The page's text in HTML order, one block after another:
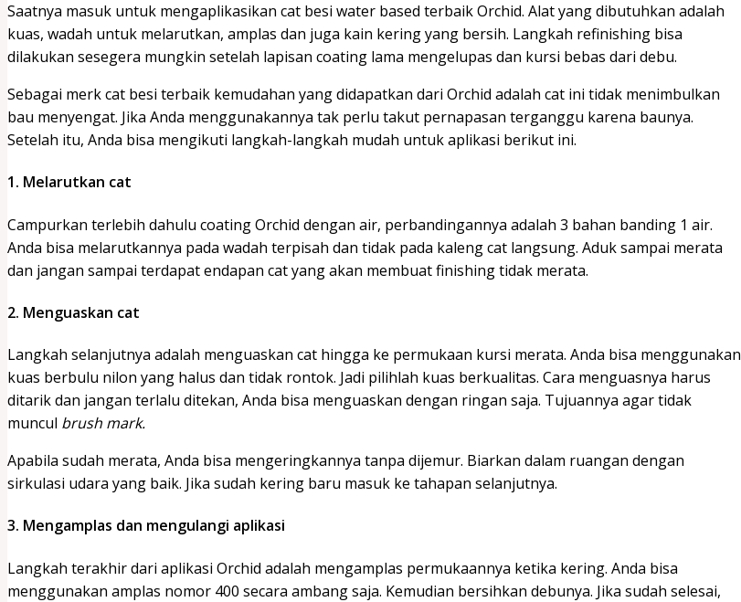
Saatnya masuk untuk mengaplikasikan cat besi water based terbaik Orchid. Alat yang dibutuhkan adalah
kuas, wadah untuk melarutkan, amplas dan juga kain kering yang bersih. Langkah refinishing bisa
dilakukan sesegera mungkin setelah lapisan coating lama mengelupas dan kursi bebas dari debu.
Sebagai merk cat besi terbaik kemudahan yang didapatkan dari Orchid adalah cat ini tidak menimbulkan
bau menyengat. Jika Anda menggunakannya tak perlu takut pernapasan terganggu karena baunya.
Setelah itu, Anda bisa mengikuti langkah-langkah mudah untuk aplikasi berikut ini.
1. Melarutkan cat
Campurkan terlebih dahulu coating Orchid dengan air, perbandingannya adalah 3 bahan banding 1 air.
Anda bisa melarutkannya pada wadah terpisah dan tidak pada kaleng cat langsung. Aduk sampai merata
dan jangan sampai terdapat endapan cat yang akan membuat finishing tidak merata.
2. Menguaskan cat
Langkah selanjutnya adalah menguaskan cat hingga ke permukaan kursi merata. Anda bisa menggunakan
kuas berbulu nilon yang halus dan tidak rontok. Jadi pilihlah kuas berkualitas. Cara menguasnya harus
ditarik dan jangan terlalu ditekan, Anda bisa menguaskan dengan ringan saja. Tujuannya agar tidak
muncul brush mark.
Apabila sudah merata, Anda bisa mengeringkannya tanpa dijemur. Biarkan dalam ruangan dengan
sirkulasi udara yang baik. Jika sudah kering baru masuk ke tahapan selanjutnya.
3. Mengamplas dan mengulangi aplikasi
Langkah terakhir dari aplikasi Orchid adalah mengamplas permukaannya ketika kering. Anda bisa
menggunakan amplas nomor 400 secara ambang saja. Kemudian bersihkan debunya. Jika sudah selesai,